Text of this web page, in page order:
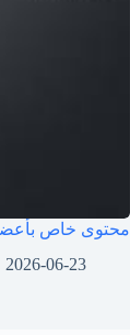
محتوى خاص
2026-06-23